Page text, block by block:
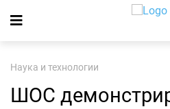
Наука и технологии
ШОС